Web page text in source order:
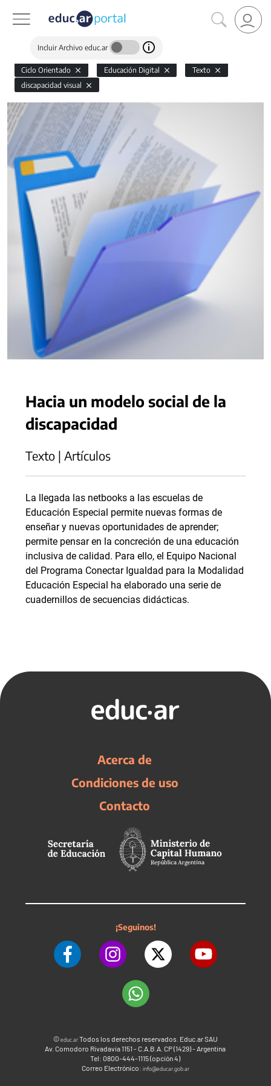
Incluir Archivo educ.ar
Ciclo Orientado Educación Digital
Texto
discapacidad visual
Hacia un modelo social de la
discapacidad
Texto | Artículos
La llegada las netbooks a las escuelas de
Educación Especial permite nuevas formas de
enseñar y nuevas oportunidades de aprender;
permite pensar en la concreción de una educación
inclusiva de calidad. Para ello, el Equipo Nacional
del Programa Conectar Igualdad para la Modalidad
Educación Especial ha elaborado una serie de
cuadernillos de secuencias didácticas.
Acerca de
Condiciones de uso
Contacto
¡Seguinos!
©educ.arTodos los derechos reservados. Educ.ar SAU
Av. Comodoro Rivadavia 1151 - C.A.B.A. CP (1429) - Argentina
Tel: 0800-444-1115 (opción 4)
Correo Electrónico: info@educar.gob.ar